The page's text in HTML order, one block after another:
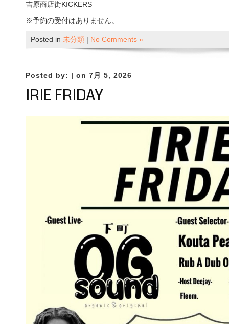
吉原商店街KICKERS
※予約の受付はありません。
Posted in 未分類 | No Comments »
Posted by: | on 7月 5, 2026
IRIE FRIDAY